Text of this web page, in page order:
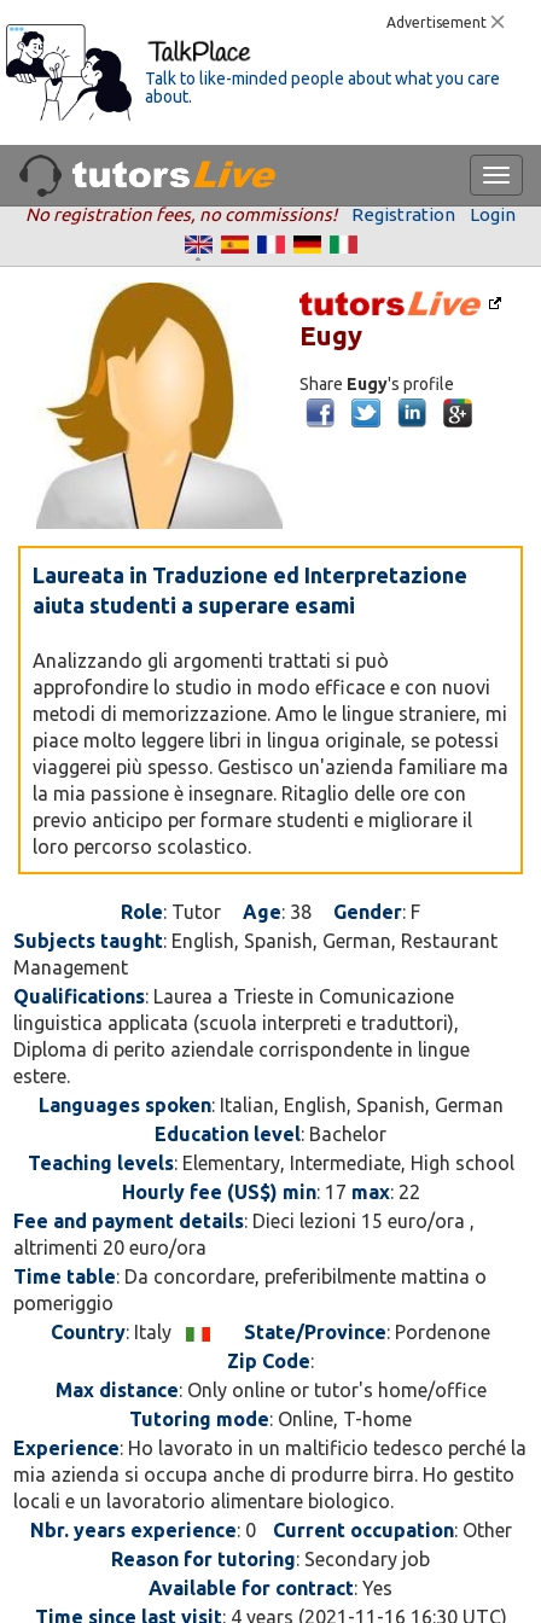
Advertisement
Talk to like-minded people about what you care
about.
No registration fees, no commissions! Registration Login
Eugy
Share Eugy's profile
Laureata in Traduzione ed Interpretazione
aiuta studenti a superare esami
Analizzando gli argomenti trattati si può
approfondire lo studio in modo efficace e con nuovi
metodi di memorizzazione. Amo le lingue straniere, mi
piace molto leggere libri in lingua originale, se potessi
viaggerei più spesso. Gestisco un'azienda familiare ma
la mia passione è insegnare. Ritaglio delle ore con
previo anticipo per formare studenti e migliorare il
loro percorso scolastico.
Role: Tutor Age: 38 Gender: F
Subjects taught: English, Spanish, German, Restaurant
Management
Qualifications: Laurea a Trieste in Comunicazione
linguistica applicata (scuola interpreti e traduttori),
Diploma di perito aziendale corrispondente in lingue
estere.
Languages spoken: Italian, English, Spanish, German
Education level: Bachelor
Teaching levels: Elementary, Intermediate, High school
Hourly fee (US$) min: 17 max: 22
Fee and payment details: Dieci lezioni 15 euro/ora ,
altrimenti 20 euro/ora
Time table: Da concordare, preferibilmente mattina o
pomeriggio
Country: Italy State/Province: Pordenone
Zip Code:
Max distance: Only online or tutor's home/office
Tutoring mode: Online, T-home
Experience: Ho lavorato in un maltificio tedesco perché la
mia azienda si occupa anche di produrre birra. Ho gestito
locali e un lavoratorio alimentare biologico.
Nbr. years experience: 0 Current occupation: Other
Reason for tutoring: Secondary job
Available for contract: Yes
Time since last visit: 4 years (2021-11-16 16:30 UTC)